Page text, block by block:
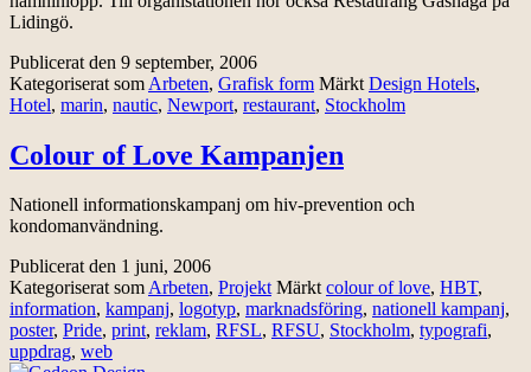
Lidingö.
Publicerat den 9 september, 2006
Kategoriserat som Arbeten, Grafisk form Märkt Design Hotels,
Hotel, marin, nautic, Newport, restaurant, Stockholm
Colour of Love Kampanjen
Nationell informationskampanj om hiv-prevention och
kondomanvändning.
Publicerat den 1 juni, 2006
Kategoriserat somArbeten, Projekt Märktcolour of love, HBT,
information, kampanj, logotyp, marknadsföring, nationell kampanj,
poster, Pride, print, reklam, RFSL, RFSU, Stockholm, typografi,
uppdrag, web